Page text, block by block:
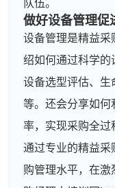
队伍。
做好设备管理促
设备管理是精益采
绍如何通过科学的
设备选型评估、生
等。还会分享如何
率，实现采购全过
通过专业的精益采
购管理水平，在激